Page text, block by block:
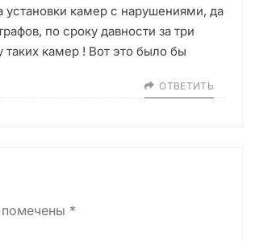
камер с нарушениями, да
по сроку давности за три
таких камер ! Вот это было бы
ОТВЕТИТЬ
*